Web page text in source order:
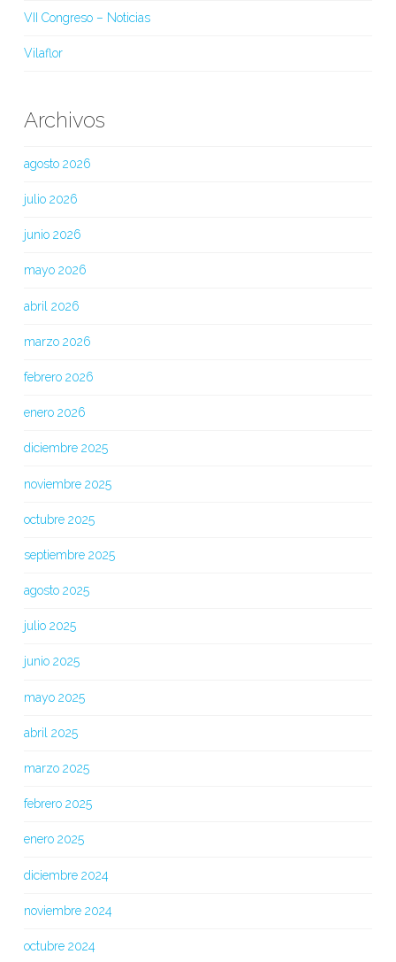
VII Congreso – Noticias
Vilaflor
Archivos
agosto 2026
julio 2026
junio 2026
mayo 2026
abril 2026
marzo 2026
febrero 2026
enero 2026
diciembre 2025
noviembre 2025
octubre 2025
septiembre 2025
agosto 2025
julio 2025
junio 2025
mayo 2025
abril 2025
marzo 2025
febrero 2025
enero 2025
diciembre 2024
noviembre 2024
octubre 2024